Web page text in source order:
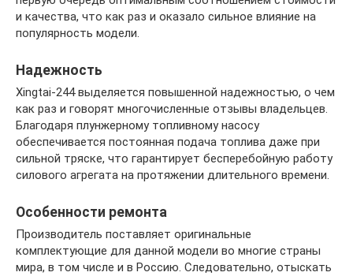
и качества, что как раз и оказало сильное влияние на
популярность модели.
Надежность
Xingtai-244 выделяется повышенной надежностью, о чем
как раз и говорят многочисленные отзывы владельцев.
Благодаря плунжерному топливному насосу
обеспечивается постоянная подача топлива даже при
сильной тряске, что гарантирует бесперебойную работу
силового агрегата на протяжении длительного времени.
Особенности ремонта
Производитель поставляет оригинальные
комплектующие для данной модели во многие страны
мира, в том числе и в Россию. Следовательно, отыскать